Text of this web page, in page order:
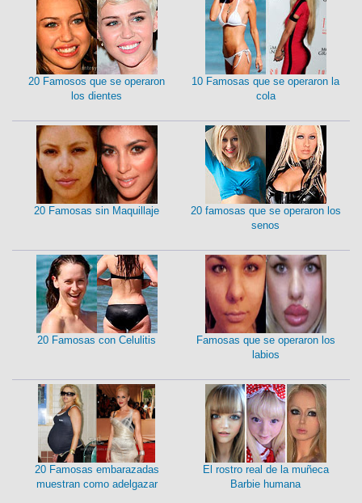
20 Famosos que se operaron
los dientes
10 Famosas que se operaron la
cola
20 Famosas sin Maquillaje
20 famosas que se operaron los
senos
20 Famosas con Celulitis
Famosas que se operaron los
labios
20 Famosas embarazadas
muestran como adelgazar
El rostro real de la muñeca
Barbie humana